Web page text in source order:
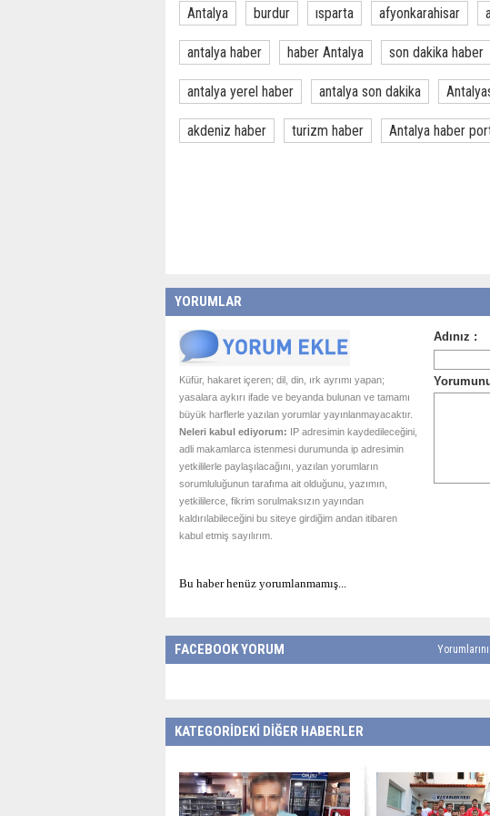
Antalya burdur ısparta afyonkarahisar
antalya haber haber Antalya son dakika haber
antalya yerel haber antalya son dakika
akdeniz haber turizm haber Antalya haber
YORUMLAR
Küfür, hakaret içeren; dil, din, ırk ayrımı yapan;
yasalara aykırı ifade ve beyanda bulunan ve tamamı
büyük harflerle yazılan yorumlar yayınlanmayacaktır.
Neleri kabul ediyorum: IP adresimin kaydedileceğini,
adli makamlarca istenmesi durumunda ip adresimin
yetkililerle paylaşılacağını, yazılan yorumların
sorumluluğunun tarafıma ait olduğunu, yazımın,
yetkililerce, fikrim sorulmaksızın yayından
kaldırılabileceğini bu siteye girdiğim andan itibaren
kabul etmiş sayılırım.
Bu haber henüz yorumlanmamış...
FACEBOOK YORUM
KATEGORİDEKİ DİĞER HABERLER